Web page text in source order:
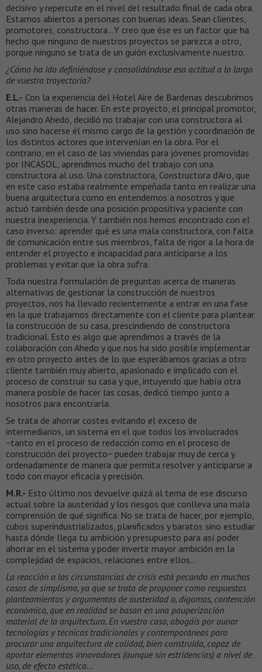
decisivo y repercute en el nivel del resultado final de cada obra.
Estamos abiertos a personas con buenas ideas. Sean clientes,
promotores, constructora…Y creo que ése es un factor que ha
hecho que ninguno de nuestros proyectos se parezca a otro,
porque ninguno se trata de un guión exclusivamente nuestro.
¿Cómo ha ido definiéndose y consolidándose esa actitud a lo largo
de vuestra trayectoria?
E.L.- Con la experiencia del Hotel Aire de Bardenas descubrimos
otras maneras de hacer. En este proyecto, el principal promotor,
Alejandro Ahedo, decidió no trabajar con una constructora al
uso sino hacerse él mismo cargo de la gestión y coordinación de
los distintos actores que intervenían en la obra. Por el
contrario, en el caso de las viviendas para jóvenes promovidas
por INCASOL, aprendimos mucho del trabajo con una
constructora al uso. Una constructora, Constructora d’Aro, que
en este caso estaba realmente empeñada tanto en realizar una
buena arquitectura como en entendernos a nosotros y que
actuó también desde una posición propositiva y paciente con
nuestra inexperiencia. Y también nos hemos encontrado con el
caso inverso: aprender qué es una mala constructora, con falta
de comunicación entre sus miembros, falta de rigor a la hora de
entender el proyecto e incapacidad para anticiparse a los
problemas y evitar que la obra sufra.
Toda nuestra formulación de preguntas acerca de maneras
alternativas de gestionar la construcción de nuestros
proyectos, nos ha llevado recientemente a entrar en una fase
en la que trabajamos directamente con el cliente para plantear
la construcción de su casa, prescindiendo de constructora
tradicional. Esto es algo que aprendimos a través de la
colaboración con Ahedo y que nos ha sido posible implementar
en otro proyecto antes de lo que esperábamos gracias a otro
cliente también muy abierto, apasionado e implicado con el
proceso de construir su casa y que, intuyendo que había otra
manera posible de hacer las cosas, dedicó tiempo junto a
nosotros para encontrarla.
Se trata de ahorrar costes evitando el exceso de
intermediarios, un sistema en el que todos los involucrados
−tanto en el proceso de redacción como en el proceso de
construcción del proyecto− pueden trabajar muy de cerca y
ordenadamente de manera que permita resolver y anticiparse a
todo con mayor eficacia y precisión.
M.R.- Esto último nos devuelve quizá al tema de ese discurso
actual sobre la austeridad y los riesgos que conlleva una mala
comprensión de qué significa. No se trata de hacer, por ejemplo,
cubos superindustrializados, planificados y baratos sino estudiar
hasta dónde llega tu ambición y presupuesto para así poder
ahorrar en el sistema y poder invertir mayor ambición en la
complejidad de espacios, relaciones entre ellos…
La reacción a las circunstancias de crisis está pecando en muchos
casos de simplismo, ya que se trata de proponer como respuestas
planteamientos y argumentos de austeridad o, digamos, contención
económica, que en realidad se basan en una pauperización
material de la arquitectura. En vuestro caso, abogáis por aunar
tecnologías y técnicas tradicionales y contemporáneas para
procurar una arquitectura de calidad, bien construida, capaz de
aportar elementos innovadores (aunque sin estridencias) a nivel de
uso, de efecto estético…